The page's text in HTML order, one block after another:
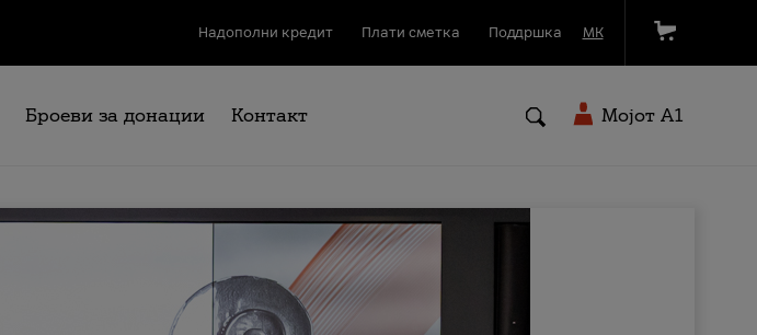
Надополни кредит Плати сметка Поддршка МК
Броеви за донации Контакт Мојот A1